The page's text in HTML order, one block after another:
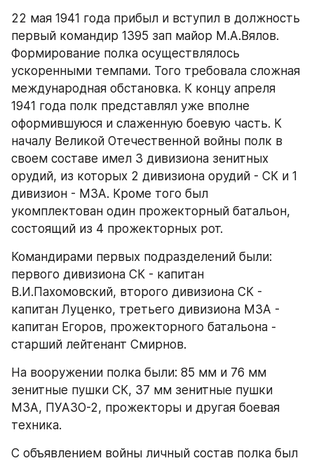
22 мая 1941 года прибыл и вступил в должность
первый командир 1395 зап майор М.А.Вялов.
Формирование полка осуществлялось
ускоренными темпами. Того требовала сложная
международная обстановка. К концу апреля
1941 года полк представлял уже вполне
оформившуюся и слаженную боевую часть. К
началу Великой Отечественной войны полк в
своем составе имел 3 дивизиона зенитных
орудий, из которых 2 дивизиона орудий - СК и 1
дивизион - МЗА. Кроме того был
укомплектован один прожекторный батальон,
состоящий из 4 прожекторных рот.
Командирами первых подразделений были:
первого дивизиона СК - капитан
В.И.Пахомовский, второго дивизиона СК -
капитан Луценко, третьего дивизиона МЗА -
капитан Егоров, прожекторного батальона -
старший лейтенант Смирнов.
На вооружении полка были: 85 мм и 76 мм
зенитные пушки СК, 37 мм зенитные пушки
МЗА, ПУАЗО-2, прожекторы и другая боевая
техника.
С объявлением войны личный состав полка был